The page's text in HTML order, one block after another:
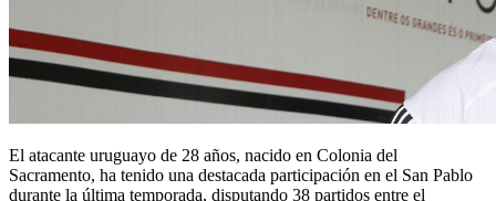
El atacante uruguayo de 28 años, nacido en Colonia del
Sacramento, ha tenido una destacada participación en el San Pablo
durante la última temporada, disputando 38 partidos entre el